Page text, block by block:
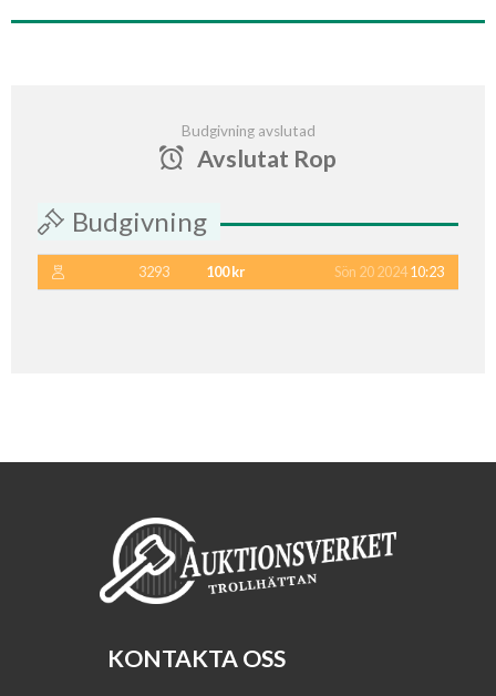
Budgivning avslutad
Avslutat Rop
Budgivning
3293 100 kr Sön 20 202410:23
KONTAKTA OSS